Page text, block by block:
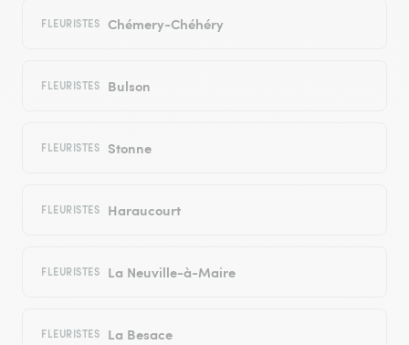
FLEURISTES Chémery-Chéhéry
FLEURISTES Bulson
FLEURISTES Stonne
FLEURISTES Haraucourt
FLEURISTES La Neuville-à-Maire
FLEURISTES La Besace